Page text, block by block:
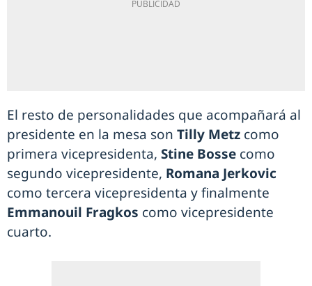
El resto de personalidades que acompañará al
presidente en la mesa son Tilly Metz como
primera vicepresidenta, Stine Bosse como
segundo vicepresidente, Romana Jerkovic
como tercera vicepresidenta y finalmente
Emmanouil Fragkos como vicepresidente
cuarto.